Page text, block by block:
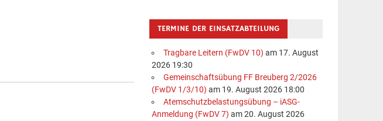
TERMINE DER EINSATZABTEILUNG
Tragbare Leitern (FwDV 10) am 17. August
2026 19:30
Gemeinschaftsübung FF Breuberg 2/2026
(FwDV 1/3/10) am 19. August 2026 18:00
Atemschutzbelastungsübung – iASG-
Anmeldung (FwDV 7) am 20. August 2026